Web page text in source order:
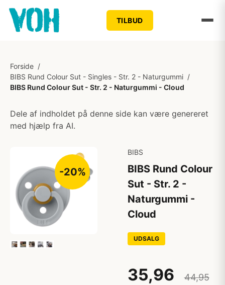
TILBUD
Forside /
BIBS Rund Colour Sut - Singles - Str. 2 - Naturgummi /
BIBS Rund Colour Sut - Str. 2 - Naturgummi - Cloud
Dele af indholdet på denne side kan være genereret
med hjælp fra AI.
-20%
BIBS
BIBS Rund Colour
Sut - Str. 2 -
Naturgummi -
Cloud
UDSALG
35,96
44,95